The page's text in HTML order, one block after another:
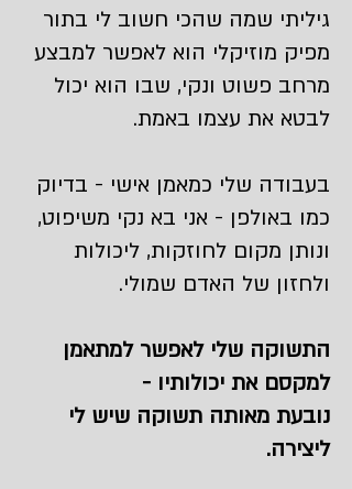
גיליתי שמה שהכי חשוב לי בתור
מפיק מוזיקלי הוא לאפשר למבצע
מרחב פשוט ונקי, שבו הוא יכול
לבטא את עצמו באמת.
בעבודה שלי כמאמן אישי - בדיוק
כמו באולפן - אני בא נקי משיפוט,
ונותן מקום לחוזקות, ליכולות
ולחזון של האדם שמולי.
התשוקה שלי לאפשר למתאמן
למקסם את יכולותיו -
נובעת מאותה תשוקה שיש לי
ליצירה.